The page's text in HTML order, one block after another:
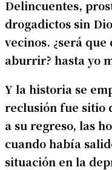
Delincuentes,
drogadictos sin
vecinos. ¿será
aburrir? hasta yo
Y la historia se
reclusión fue sitio
a su regreso, las
cuando había
situación en la